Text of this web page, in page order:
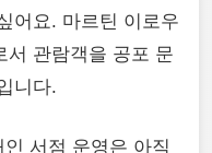
어요. 마르틴 이로우
서 관람객을 공포 문
니다.
서점 운영은 아직